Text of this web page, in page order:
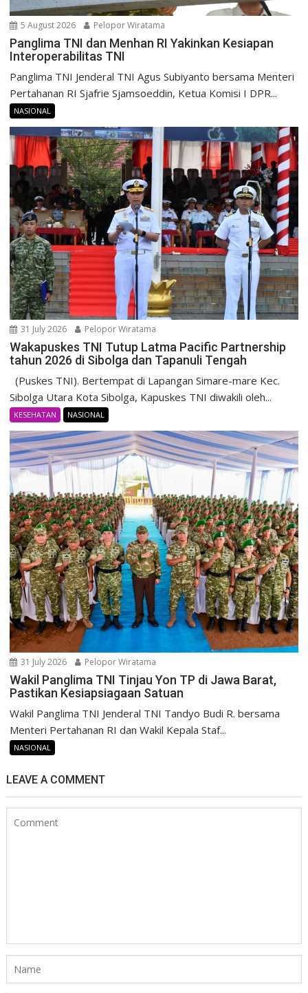
5 August 2026 Pelopor Wiratama
Panglima TNI dan Menhan RI Yakinkan Kesiapan
Interoperabilitas TNI
Panglima TNI Jenderal TNI Agus Subiyanto bersama Menteri
Pertahanan RI Sjafrie Sjamsoeddin, Ketua Komisi I DPR...
NASIONAL
31 July 2026 Pelopor Wiratama
Wakapuskes TNI Tutup Latma Pacific Partnership
tahun 2026 di Sibolga dan Tapanuli Tengah
(Puskes TNI). Bertempat di Lapangan Simare-mare Kec.
Sibolga Utara Kota Sibolga, Kapuskes TNI diwakili oleh...
KESEHATAN NASIONAL
31 July 2026 Pelopor Wiratama
Wakil Panglima TNI Tinjau Yon TP di Jawa Barat,
Pastikan Kesiapsiagaan Satuan
Wakil Panglima TNI Jenderal TNI Tandyo Budi R. bersama
Menteri Pertahanan RI dan Wakil Kepala Staf...
NASIONAL
LEAVE A COMMENT